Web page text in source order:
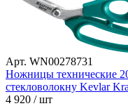
Арт. WN00278731
Ножницы технические
стекловолокну Kevlar
4 920 / шт